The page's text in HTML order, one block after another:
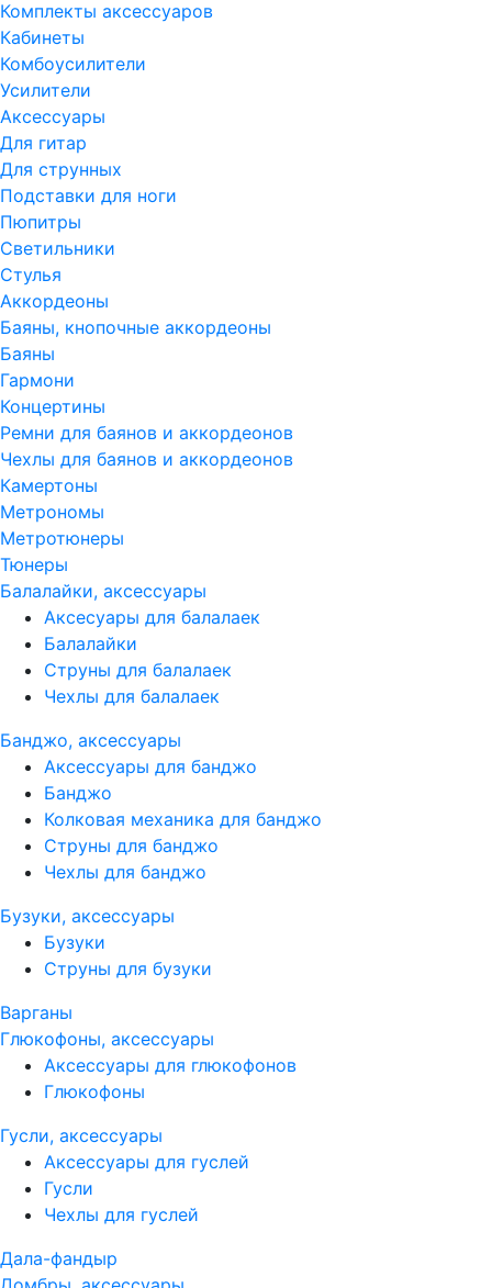
Комплекты аксессуаров
Кабинеты
Комбоусилители
Усилители
Аксессуары
Для гитар
Для струнных
Подставки для ноги
Пюпитры
Светильники
Стулья
Аккордеоны
Баяны, кнопочные аккордеоны
Баяны
Гармони
Концертины
Ремни для баянов и аккордеонов
Чехлы для баянов и аккордеонов
Камертоны
Метрономы
Метротюнеры
Тюнеры
Балалайки, аксессуары
Аксесуары для балалаек
Балалайки
Струны для балалаек
Чехлы для балалаек
Банджо, аксессуары
Аксессуары для банджо
Банджо
Колковая механика для банджо
Струны для банджо
Чехлы для банджо
Бузуки, аксессуары
Бузуки
Струны для бузуки
Варганы
Глюкофоны, аксессуары
Аксессуары для глюкофонов
Глюкофоны
Гусли, аксессуары
Аксессуары для гуслей
Гусли
Чехлы для гуслей
Дала-фандыр